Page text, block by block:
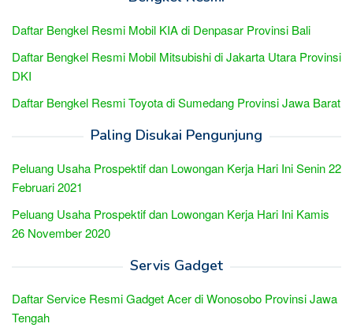
Daftar Bengkel Resmi Mobil KIA di Denpasar Provinsi Bali
Daftar Bengkel Resmi Mobil Mitsubishi di Jakarta Utara Provinsi
DKI
Daftar Bengkel Resmi Toyota di Sumedang Provinsi Jawa Barat
Paling Disukai Pengunjung
Peluang Usaha Prospektif dan Lowongan Kerja Hari Ini Senin 22
Februari 2021
Peluang Usaha Prospektif dan Lowongan Kerja Hari Ini Kamis
26 November 2020
Servis Gadget
Daftar Service Resmi Gadget Acer di Wonosobo Provinsi Jawa
Tengah